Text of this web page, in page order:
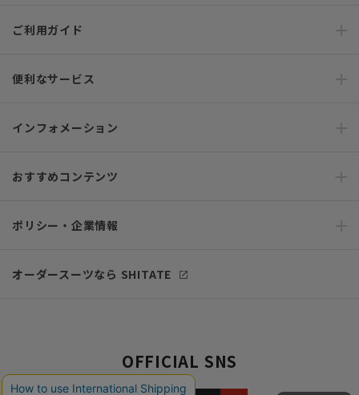
ご利用ガイド
便利なサービス
インフォメーション
おすすめコンテンツ
ポリシー・企業情報
オーダースーツなら SHITATE
OFFICIAL SNS